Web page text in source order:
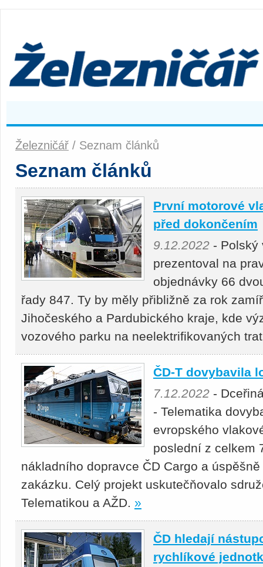
Železničář / Seznam článků
Seznam článků
První motorové
před dokončením
9.12.2022 - Polský
prezentoval na
objednávky 66
řady 847. Ty by měly přibližně za rok
Jihočeského a Pardubického kraje, kde
vozového parku na neelektrifikovaných
ČD-T dovybavila
7.12.2022 -
- Telematika
evropského
poslední z celkem
nákladního dopravce ČD Cargo a
zakázku. Celý projekt uskutečňovalo
Telematikou a AŽD. »
ČD hledají
rychlíkové